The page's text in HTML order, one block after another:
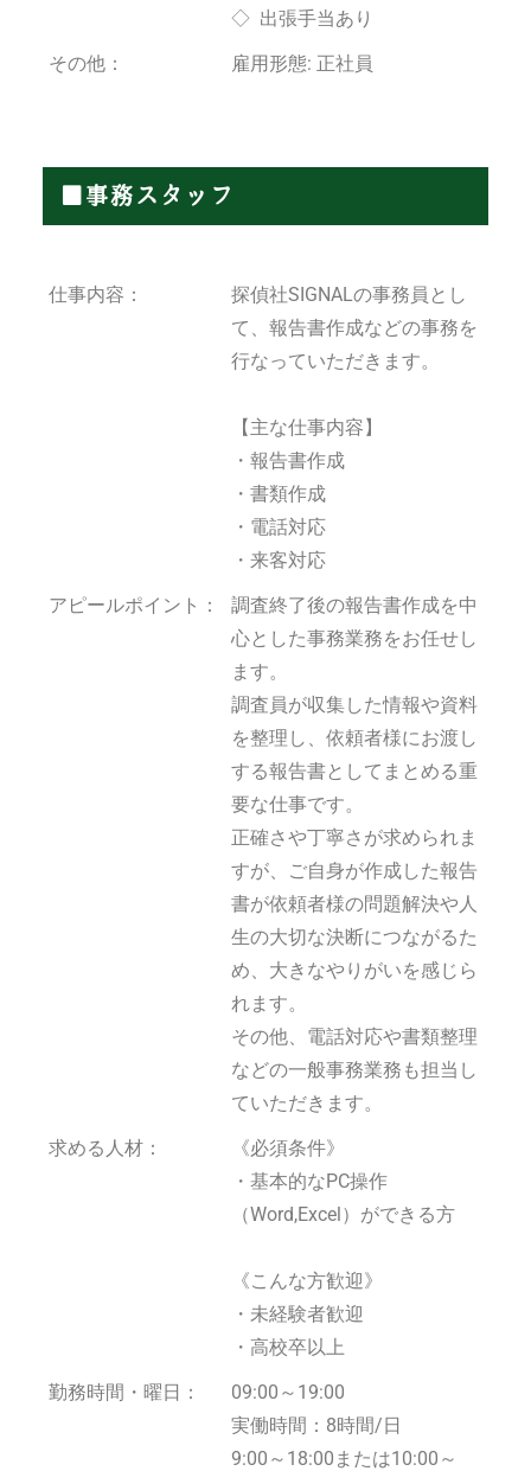
◇ 出張手当あり
その他：
雇用形態: 正社員
■事務スタッフ
仕事内容：
探偵社SIGNALの事務員とし
て、報告書作成などの事務を
行なっていただきます。
【主な仕事内容】
・報告書作成
・書類作成
・電話対応
・来客対応
アピールポイント：
調査終了後の報告書作成を中
心とした事務業務をお任せし
ます。
調査員が収集した情報や資料
を整理し、依頼者様にお渡し
する報告書としてまとめる重
要な仕事です。
正確さや丁寧さが求められま
すが、ご自身が作成した報告
書が依頼者様の問題解決や人
生の大切な決断につながるた
め、大きなやりがいを感じら
れます。
その他、電話対応や書類整理
などの一般事務業務も担当し
ていただきます。
求める人材：
《必須条件》
・基本的なPC操作
（Word,Excel）ができる方
《こんな方歓迎》
・未経験者歓迎
・高校卒以上
勤務時間・曜日：
09:00～19:00
実働時間：8時間/日
9:00～18:00または10:00～